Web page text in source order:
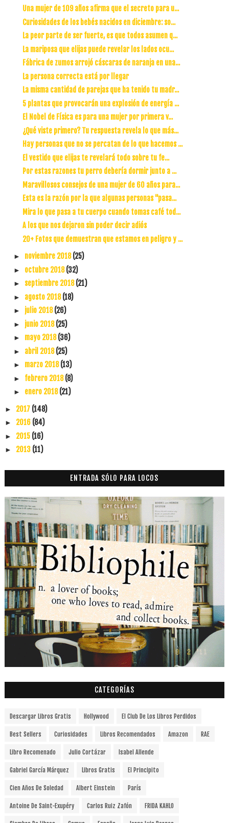
Una mujer de 109 años afirma que el secreto para u...
Curiosidades de los bebés nacidos en diciembre: so...
La peor parte de ser fuerte, es que todos asumen q...
La mariposa que elijas puede revelar los lados ocu...
Fábrica de zumos arrojó cáscaras de naranja en una...
La persona correcta está por llegar
La misma cantidad de parejas que ha tenido tu madr...
5 plantas que provocarán una explosión de energía ...
El Nobel de Física es para una mujer por primera v...
¿Qué viste primero? Tu respuesta revela lo que más...
Hay personas que no se percatan de lo que hacemos ...
El vestido que elijas te revelará todo sobre tu fe...
Por estas razones tu perro debería dormir junto a ...
Maravillosos consejos de una mujer de 60 años para...
Esta es la razón por la que algunas personas "pasa...
Mira lo que pasa a tu cuerpo cuando tomas café tod...
A los que nos dejaron sin poder decir adiós
20+ Fotos que demuestran que estamos en peligro y ...
► noviembre 2018(25)
► octubre 2018(32)
► septiembre 2018(21)
► agosto 2018(18)
► julio 2018(26)
► junio 2018(25)
► mayo 2018(36)
► abril 2018(25)
► marzo 2018(13)
► febrero 2018(8)
► enero 2018(21)
► 2017 (148)
► 2016 (84)
► 2015 (16)
► 2013 (11)
ENTRADA SÓLO PARA LOCOS
CATEGORÍAS
Descargar Libros Gratis Hollywood El Club De Los Libros Perdidos
Best Sellers Curiosidades Libros Recomendados Amazon RAE
Libro Recomenado Julio Cortázar Isabel Allende
Gabriel García Márquez Libros Gratis El Principito
Cien Años De Soledad Albert Einstein París
Antoine De Saint-Exupéry Carlos Ruiz Zafón FRIDA KAHLO